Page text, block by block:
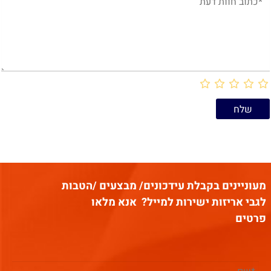
*אספקה מהירה
הדפסה) ונשמח לתת לכם
הצעת מחיר.
מעוניינים בקבלת עידכונים/ מבצעים /הטבות
לגבי אריזות ישירות למייל? אנא מלאו
פרטים